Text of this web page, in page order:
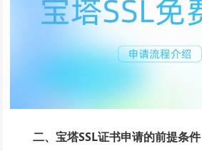
二、宝塔SSL证书申请的前提条件